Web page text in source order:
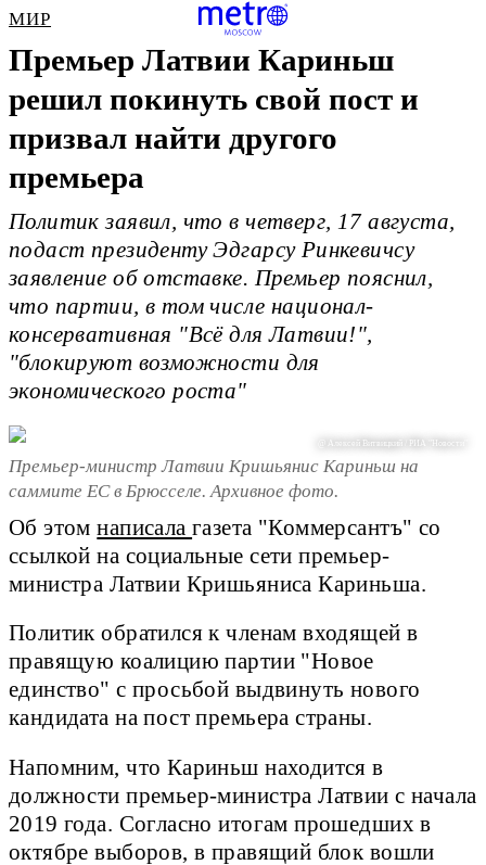
МИР
Премьер Латвии Кариньш
решил покинуть свой пост и
призвал найти другого
премьера
Политик заявил, что в четверг, 17 августа,
подаст президенту Эдгарсу Ринкевичсу
заявление об отставке. Премьер пояснил,
что партии, в том числе национал-
консервативная "Всё для Латвии!",
"блокируют возможности для
экономического роста"
@ Алексей Витвицкий / РИА "Новости"
Премьер-министр Латвии Кришьянис Кариньш на
саммите ЕС в Брюсселе. Архивное фото.
Об этомнаписалагазета "Коммерсантъ" со
ссылкой на социальные сети премьер-
министра Латвии Кришьяниса Кариньша.
Политик обратился к членам входящей в
правящую коалицию партии "Новое
единство" с просьбой выдвинуть нового
кандидата на пост премьера страны.
Напомним, что Кариньш находится в
должности премьер-министра Латвии с начала
2019 года. Согласно итогам прошедших в
октябре выборов, в правящий блок вошли